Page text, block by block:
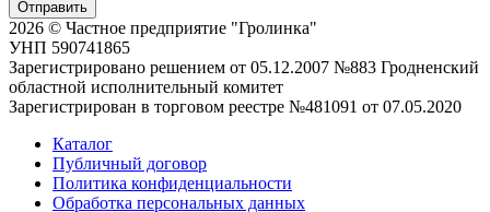
Отправить
2026 © Частное предприятие "Гролинка"
УНП 590741865
Зарегистрировано решением от 05.12.2007 №883 Гродненский
областной исполнительный комитет
Зарегистрирован в торговом реестре №481091 от 07.05.2020
Каталог
Публичный договор
Политика конфиденциальности
Обработка персональных данных